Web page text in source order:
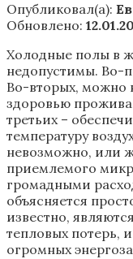
Опубликовал(а):
Обновлено:
Холодные полы в
недопустимы. Во-
Во-вторых, можно
здоровью
третьих –
температуру
невозможно, или
приемлемого
громадными
объясняется
известно,
тепловых потерь,
огромных